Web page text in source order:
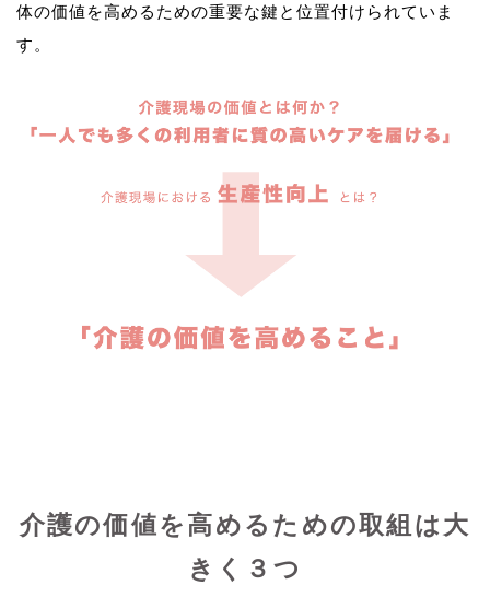
体の価値を高めるための重要な鍵と位置付けられていま
介護の価値を高めるための取組は大
きく３つ